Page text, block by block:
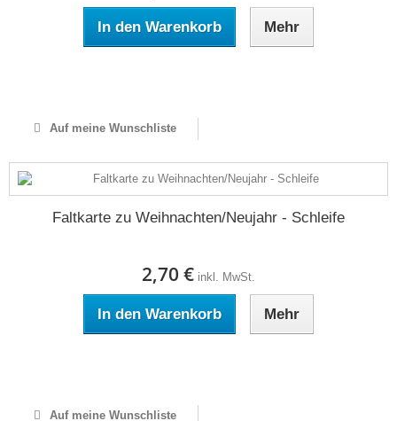
In den Warenkorb Mehr
Auf meine Wunschliste
Faltkarte zu Weihnachten/Neujahr - Schleife
2,70 € inkl. MwSt.
In den Warenkorb Mehr
Auf meine Wunschliste